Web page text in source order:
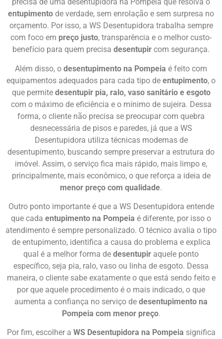
entupimento de verdade, sem enrolação e sem surpresa no
orçamento. Por isso, a WS Desentupidora trabalha sempre
com foco em preço justo, transparência e o melhor custo-
benefício para quem precisa desentupir com segurança.
Além disso, o desentupimento na Pompeia é feito com
equipamentos adequados para cada tipo de entupimento, o
que permite desentupir pia, ralo, vaso sanitário e esgoto
com o máximo de eficiência e o mínimo de sujeira. Dessa
forma, o cliente não precisa se preocupar com quebra
desnecessária de pisos e paredes, já que a WS
Desentupidora utiliza técnicas modernas de
desentupimento, buscando sempre preservar a estrutura do
imóvel. Assim, o serviço fica mais rápido, mais limpo e,
principalmente, mais econômico, o que reforça a ideia de
menor preço com qualidade.
Outro ponto importante é que a WS Desentupidora entende
que cada entupimento na Pompeia é diferente, por isso o
atendimento é sempre personalizado. O técnico avalia o tipo
de entupimento, identifica a causa do problema e explica
qual é a melhor forma de desentupir aquele ponto
específico, seja pia, ralo, vaso ou linha de esgoto. Dessa
maneira, o cliente sabe exatamente o que está sendo feito e
por que aquele procedimento é o mais indicado, o que
aumenta a confiança no serviço de desentupimento na
Pompeia com menor preço.
Por fim, escolher a WS Desentupidora na Pompeia significa